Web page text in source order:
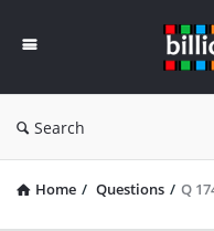
Search
Home / Questions / Q